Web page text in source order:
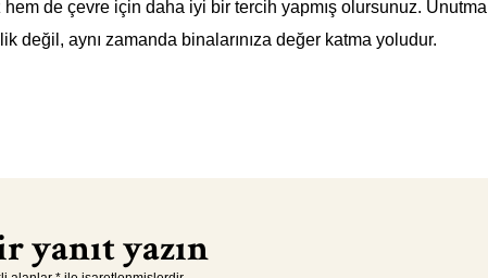
hem de çevre için daha iyi bir tercih yapmış olursunuz. Unutma
değil, aynı zamanda binalarınıza değer katma yoludur.
yanıt yazın